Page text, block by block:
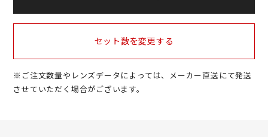
セット数を変更する
※ご注文数量やレンズデータによっては、メーカー直送にて発送
させていただく場合がございます。